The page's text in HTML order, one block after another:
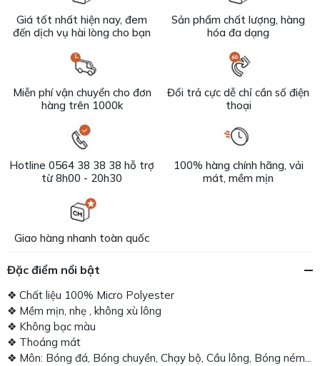
Giá tốt nhất hiện nay, đem
đến dịch vụ hài lòng cho bạn
Sản phẩm chất lượng, hàng
hóa đa dạng
Miễn phí vận chuyển cho đơn
hàng trên 1000k
Đổi trả cực dễ chỉ cần số điện
thoại
Hotline 0564 38 38 38 hỗ trợ
từ 8h00 - 20h30
100% hàng chính hãng, vải
mát, mềm mịn
Giao hàng nhanh toàn quốc
Đặc điểm nổi bật
❖ Chất liệu 100% Micro Polyester
❖ Mềm mịn, nhẹ , không xù lông
❖ Không bạc màu
❖ Thoáng mát
❖ Môn: Bóng đá, Bóng chuyền, Chạy bộ, Cầu lông, Bóng ném...